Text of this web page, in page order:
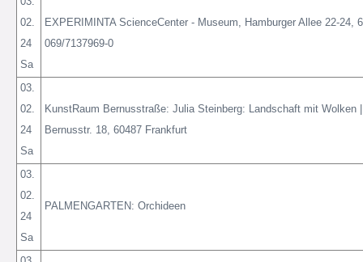
02.
24
Sa
EXPERIMINTA ScienceCenter - Museum, Hamburger Allee 22-24,
069/7137969-0
03.
02.
24
Sa
KunstRaum Bernusstraße: Julia Steinberg: Landschaft mit Wolken
Bernusstr. 18, 60487 Frankfurt
03.
02.
24
Sa
PALMENGARTEN: Orchideen